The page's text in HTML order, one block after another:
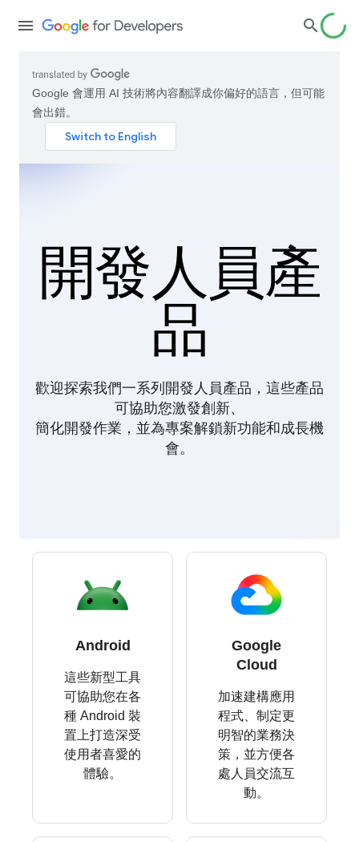
Google 會運用 AI 技術將內容翻譯成你偏好的語言，但可能
會出錯。
開發人員產
品
歡迎探索我們一系列開發人員產品，這些產品
可協助您激發創新、
簡化開發作業，並為專案解鎖新功能和成長機
會。
Android
這些新型工具
可協助您在各
種 Android 裝
置上打造深受
使用者喜愛的
體驗。
Google
Cloud
加速建構應用
程式、制定更
明智的業務決
策，並方便各
處人員交流互
動。